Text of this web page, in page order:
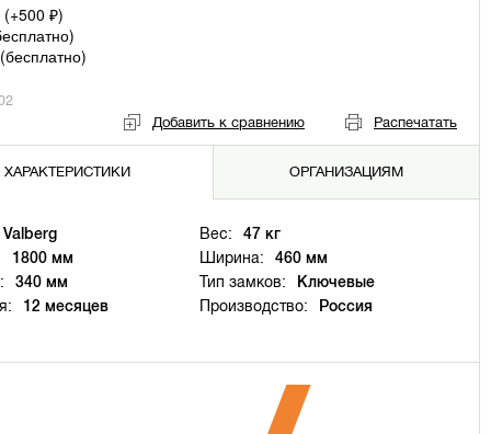
(+500 ₽)
)
бесплатно)
Добавить к сравнению Распечатать
ХАРАКТЕРИСТИКИ ОРГАНИЗАЦИЯМ
Valberg Вес:
47 кг
1800 мм Ширина:
460 мм
340 мм Тип замков:
Ключевые
12 месяцев Производство: Россия